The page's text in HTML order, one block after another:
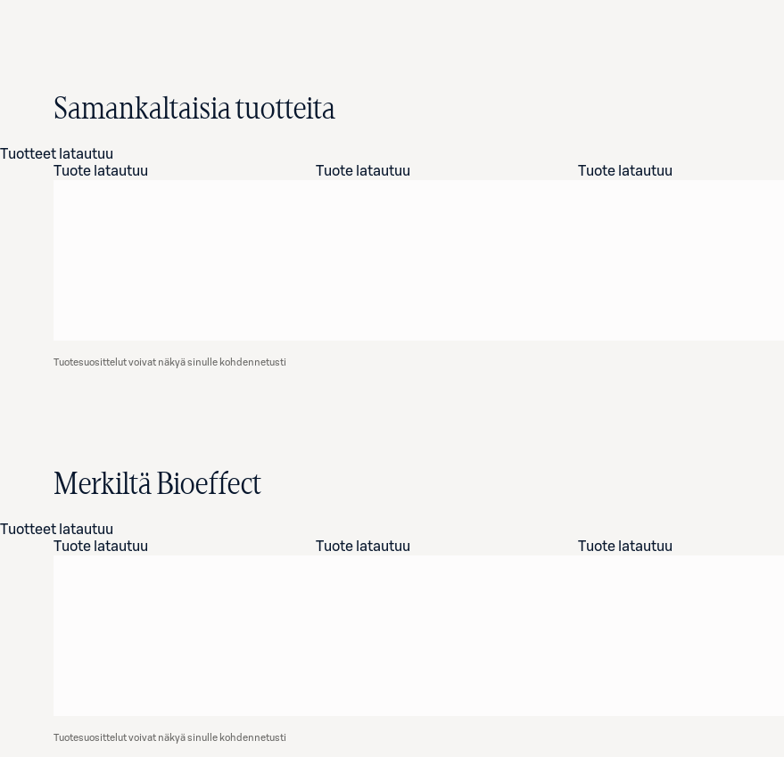
Samankaltaisia tuotteita
Tuotteet latautuu
Tuote latautuu
Tuote latautuu Tuote latautuu
Tuotesuosittelut voivat näkyä sinulle kohdennetusti
Merkiltä Bioeffect
Tuotteet latautuu
Tuote latautuu
Tuote latautuu Tuote latautuu
Tuotesuosittelut voivat näkyä sinulle kohdennetusti